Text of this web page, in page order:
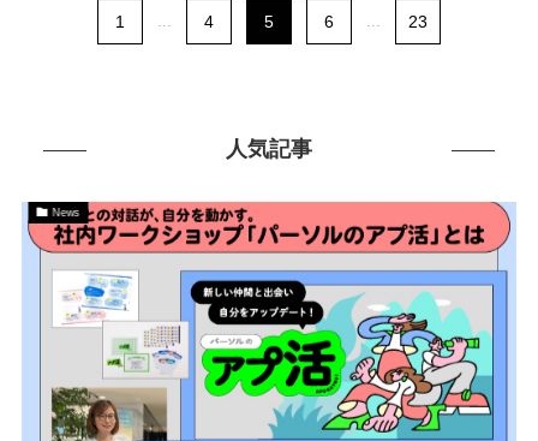
1 ... 4 5 6 ... 23
人気記事
News